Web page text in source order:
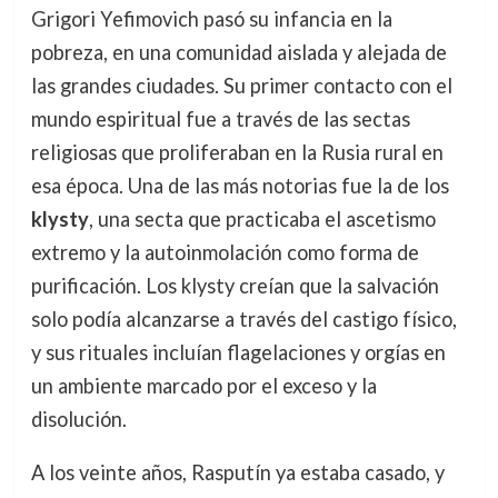
Grigori Yefimovich pasó su infancia en la
pobreza, en una comunidad aislada y alejada de
las grandes ciudades. Su primer contacto con el
mundo espiritual fue a través de las sectas
religiosas que proliferaban en la Rusia rural en
esa época. Una de las más notorias fue la de los
klysty, una secta que practicaba el ascetismo
extremo y la autoinmolación como forma de
purificación. Los klysty creían que la salvación
solo podía alcanzarse a través del castigo físico,
y sus rituales incluían flagelaciones y orgías en
un ambiente marcado por el exceso y la
disolución.
A los veinte años, Rasputín ya estaba casado, y